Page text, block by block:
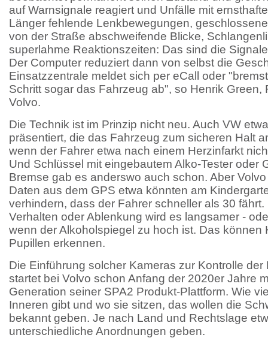
auf Warnsignale reagiert und Unfälle mit
Länger fehlende Lenkbewegungen,
von der Straße abschweifende Blicke,
superlahme Reaktionszeiten: Das sind die
Der Computer reduziert dann von selbst die
Einsatzzentrale meldet sich per eCall oder
Schritt sogar das Fahrzeug ab", so Henrik Green,
Volvo.
Die Technik ist im Prinzip nicht neu. Auch VW
präsentiert, die das Fahrzeug zum sicheren Halt
wenn der Fahrer etwa nach einem Herzinfarkt
Und Schlüssel mit eingebautem Alko-Tester oder
Bremse gab es anderswo auch schon. Aber
Daten aus dem GPS etwa könnten am
verhindern, dass der Fahrer schneller als 30
Verhalten oder Ablenkung wird es langsamer -
wenn der Alkoholspiegel zu hoch ist. Das können
Pupillen erkennen.
Die Einführung solcher Kameras zur Kontrolle der
startet bei Volvo schon Anfang der 2020er Jahre
Generation seiner SPA2 Produkt-Plattform. Wie
Inneren gibt und wo sie sitzen, das wollen die
bekannt geben. Je nach Land und Rechtslage
unterschiedliche Anordnungen geben.